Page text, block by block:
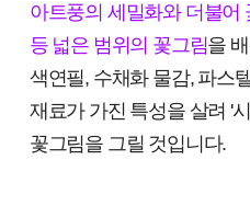
아트풍의 세밀화와 더불어
등 넓은 범위의 꽃그림을
색연필, 수채화 물감, 파스
재료가 가진 특성을 살려 '
꽃그림을 그릴 것입니다.